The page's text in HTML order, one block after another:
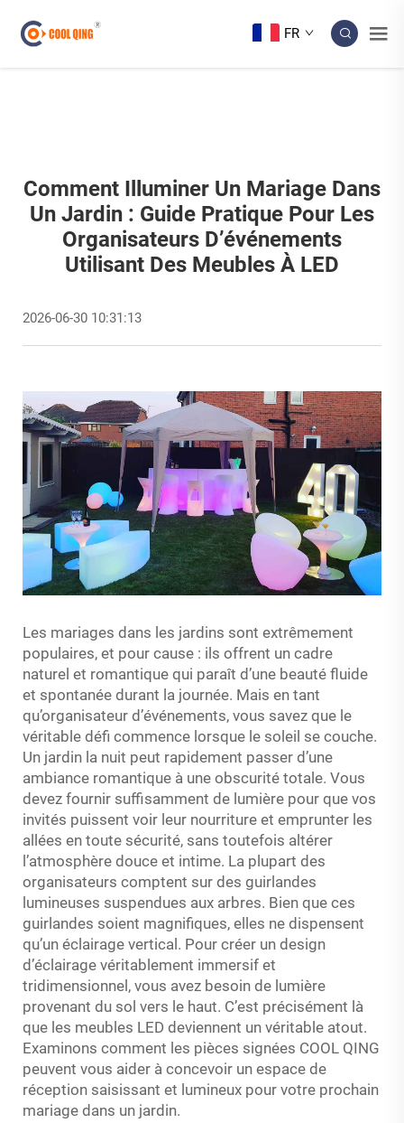
FR
Comment Illuminer Un Mariage Dans
Un Jardin : Guide Pratique Pour Les
Organisateurs D’événements
Utilisant Des Meubles À LED
2026-06-30 10:31:13
Les mariages dans les jardins sont extrêmement
populaires, et pour cause : ils offrent un cadre
naturel et romantique qui paraît d’une beauté fluide
et spontanée durant la journée. Mais en tant
qu’organisateur d’événements, vous savez que le
véritable défi commence lorsque le soleil se couche.
Un jardin la nuit peut rapidement passer d’une
ambiance romantique à une obscurité totale. Vous
devez fournir suffisamment de lumière pour que vos
invités puissent voir leur nourriture et emprunter les
allées en toute sécurité, sans toutefois altérer
l’atmosphère douce et intime. La plupart des
organisateurs comptent sur des guirlandes
lumineuses suspendues aux arbres. Bien que ces
guirlandes soient magnifiques, elles ne dispensent
qu’un éclairage vertical. Pour créer un design
d’éclairage véritablement immersif et
tridimensionnel, vous avez besoin de lumière
provenant du sol vers le haut. C’est précisément là
que les meubles LED deviennent un véritable atout.
Examinons comment les pièces signées COOL QING
peuvent vous aider à concevoir un espace de
réception saisissant et lumineux pour votre prochain
mariage dans un jardin.